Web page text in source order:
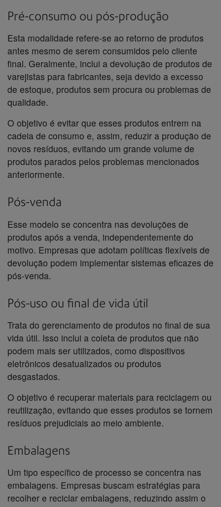
Pré-consumo ou pós-produção
Esta modalidade refere-se ao retorno de produtos
antes mesmo de serem consumidos pelo cliente
final. Geralmente, inclui a devolução de produtos de
varejistas para fabricantes, seja devido a excesso
de estoque, produtos sem procura ou problemas de
qualidade.
O objetivo é evitar que esses produtos entrem na
cadeia de consumo e, assim, reduzir a produção de
novos resíduos, evitando um grande volume de
produtos parados pelos problemas mencionados
anteriormente.
Pós-venda
Esse modelo se concentra nas devoluções de
produtos após a venda, independentemente do
motivo. Empresas que adotam políticas flexíveis de
devolução podem implementar sistemas eficazes de
pós-venda.
Pós-uso ou final de vida útil
Trata do gerenciamento de produtos no final de sua
vida útil. Isso inclui a coleta de produtos que não
podem mais ser utilizados, como dispositivos
eletrônicos desatualizados ou produtos
desgastados.
O objetivo é recuperar materiais para reciclagem ou
reutilização, evitando que esses produtos se tornem
resíduos prejudiciais ao meio ambiente.
Embalagens
Um tipo específico de processo se concentra nas
embalagens. Empresas buscam estratégias para
recolher e reciclar embalagens, reduzindo assim o